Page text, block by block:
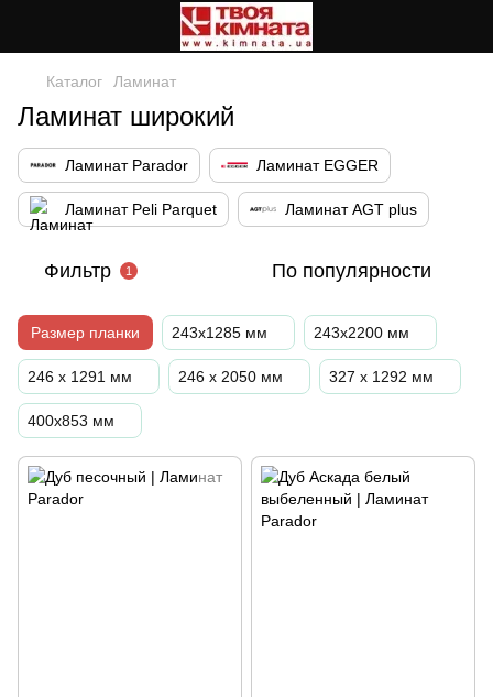
Каталог Ламинат
Ламинат широкий
Ламинат Parador Ламинат EGGER
Ламинат Peli Parquet Ламинат AGT plus
Фильтр 1 По популярности
Размер планки 243x1285 мм 243x2200 мм
246 x 1291 мм 246 x 2050 мм 327 x 1292 мм
400х853 мм